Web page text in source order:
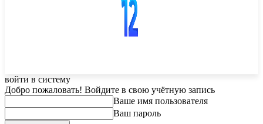
войти в систему
Добро пожаловать! Войдите в свою учётную запись
Ваше имя пользователя
Ваш пароль